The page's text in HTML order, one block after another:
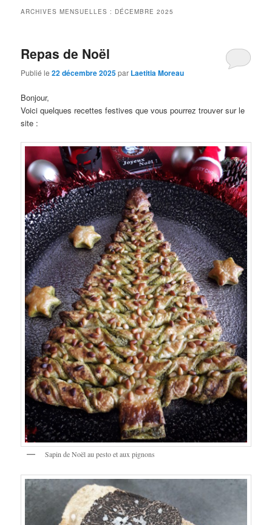
ARCHIVES MENSUELLES : DÉCEMBRE 2025
Repas de Noël
Publié le22 décembre 2025par Laetitia Moreau
Bonjour,
Voici quelques recettes festives que vous pourrez trouver sur le
site :
Sapin de Noël au pesto et aux pignons